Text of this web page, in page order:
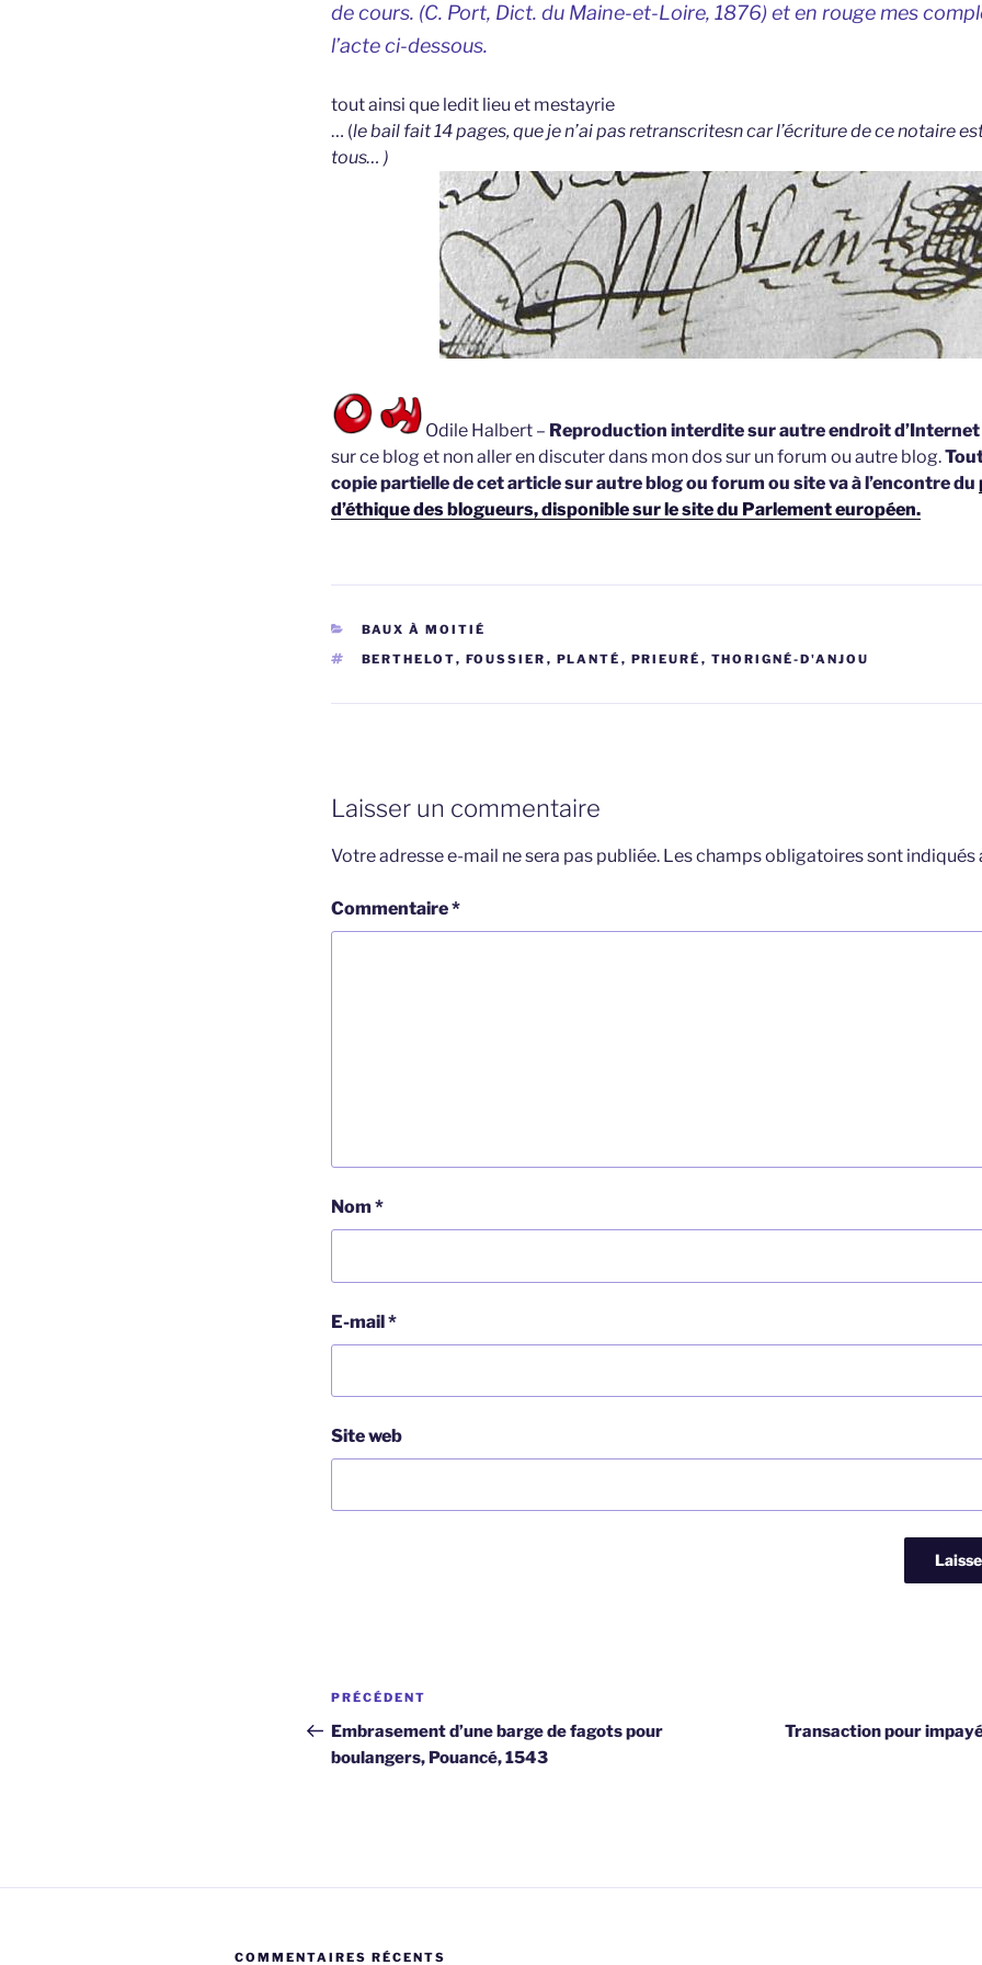
de cours. (C. Port, Dict. du Maine-et-Loire, 1876) et en rouge mes
l’acte ci-dessous.
tout ainsi que ledit lieu et mestayrie
… (le bail fait 14 pages, que je n’ai pas retranscritesn car l’écriture de ce notaire
tous… )
Odile Halbert – Reproduction interdite sur autre endroit d’Internet
sur ce blog et non aller en discuter dans mon dos sur un forum ou autre blog.
copie partielle de cet article sur autre blog ou forum ou site va à l’encontre du
d’éthique des blogueurs, disponible sur le site du Parlement européen.
CATÉGORIES
BAUX À MOITIÉ
ÉTIQUETTES
BERTHELOT, FOUSSIER , PLANTÉ , PRIEURÉ , THORIGNÉ-D'ANJOU
Laisser un commentaire
Votre adresse e-mail ne sera pas publiée. Les champs obligatoires sont indiqués
Commentaire*
Nom *
E-mail*
Site web
Navigation
de
l’article
Article
précédent
PRÉCÉDENT
Embrasement d’une barge de fagots pour
boulangers, Pouancé, 1543
Transaction pour
COMMENTAIRES RÉCENTS